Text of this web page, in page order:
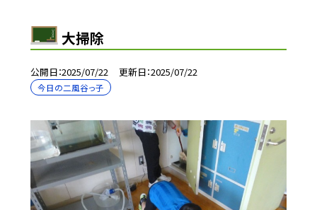
大掃除
公開日 2025/07/22 更新日 2025/07/22
今日の二風谷っ子